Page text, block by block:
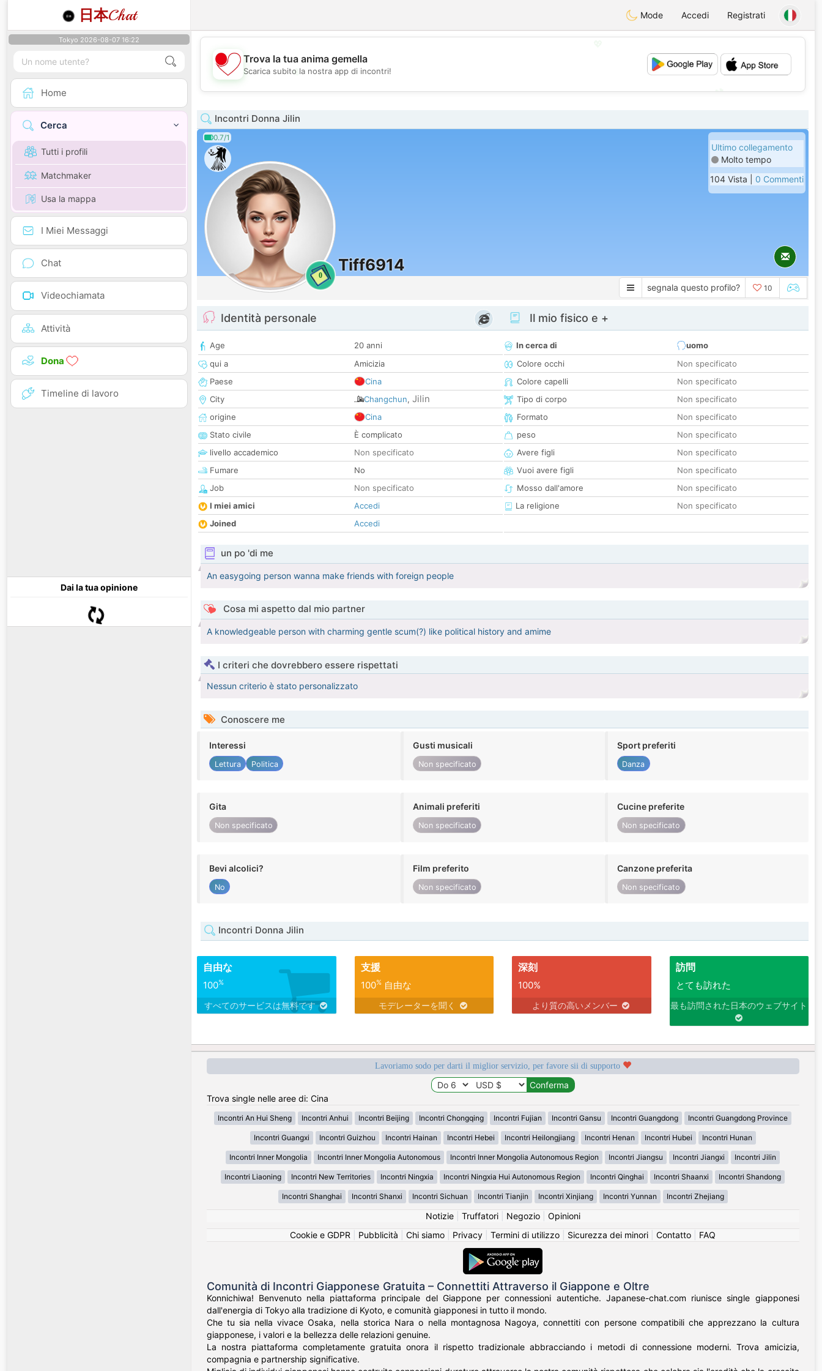
日本Chat Mode Accedi Registrati
Tokyo 2026-08-07 16:22
Home
Cerca
Tutti i profili
Matchmaker
Usa la mappa
I Miei Messaggi
Chat
Videochiamata
Attività
Dona
Timeline di lavoro
Dai la tua opinione
💖
💕
Trova la tua anima gemella
Scarica subito la nostra app di incontri!
Incontri Donna Jilin
0.7/1
0
Tiff6914
Ultimo collegamento
Molto tempo
104 Vista | 0 Commenti
segnala questo profilo? 10
Identità personale
Age
20 anni
qui a
Amicizia
Paese
Cina
City
Changchun, Jilin
origine
Cina
Stato civile
È complicato
livello accademico
Non specificato
Fumare
No
Job
Non specificato
I miei amici
Accedi
Joined
Accedi
Il mio fisico e +
In cerca di
uomo
Colore occhi
Non specificato
Colore capelli
Non specificato
Tipo di corpo
Non specificato
Formato
Non specificato
peso
Non specificato
Avere figli
Non specificato
Vuoi avere figli
Non specificato
Mosso dall'amore
Non specificato
La religione
Non specificato
un po 'di me
An easygoing person wanna make friends with foreign people
Cosa mi aspetto dal mio partner
A knowledgeable person with charming gentle scum(?) like political history and amime
I criteri che dovrebbero essere rispettati
Nessun criterio è stato personalizzato
Conoscere me
Interessi
Lettura Politica
Gusti musicali
Non specificato
Sport preferiti
Danza
Gita
Non specificato
Animali preferiti
Non specificato
Cucine preferite
Non specificato
Bevi alcolici?
No
Film preferito
Non specificato
Canzone preferita
Non specificato
Incontri Donna Jilin
自由な
100%
すべてのサービスは無料です
支援
100%自由な
モデレーターを聞く
深刻
100%
より質の高いメンバー
訪問
とても訪れた
最も訪問された日本のウェブサイト
Lavoriamo sodo per darti il miglior servizio, per favore sii di supporto
Trova single nelle aree di: Cina
Incontri An Hui Sheng Incontri Anhui Incontri Beijing Incontri Chongqing Incontri Fujian Incontri Gansu Incontri Guangdong Incontri Guangdong Province
Incontri Guangxi Incontri Guizhou Incontri Hainan Incontri Hebei Incontri Heilongjiang Incontri Henan Incontri Hubei Incontri Hunan
Incontri Inner Mongolia Incontri Inner Mongolia Autonomous Incontri Inner Mongolia Autonomous Region Incontri Jiangsu Incontri Jiangxi Incontri Jilin
Incontri Liaoning Incontri New Territories Incontri Ningxia Incontri Ningxia Hui Autonomous Region Incontri Qinghai Incontri Shaanxi Incontri Shandong
Incontri Shanghai Incontri Shanxi Incontri Sichuan Incontri Tianjin Incontri Xinjiang Incontri Yunnan Incontri Zhejiang
Notizie| Truffatori| Negozio| Opinioni
Cookie e GDPR
Pubblicità Chi siamo Privacy Termini di utilizzo Sicurezza dei minori Contatto FAQ
Comunità di Incontri Giapponese Gratuita – Connettiti Attraverso il Giappone e Oltre
Konnichiwa! Benvenuto nella piattaforma principale del Giappone per connessioni autentiche. Japanese-chat.com riunisce single giapponesi
dall'energia di Tokyo alla tradizione di Kyoto, e comunità giapponesi in tutto il mondo.
Che tu sia nella vivace Osaka, nella storica Nara o nella montagnosa Nagoya, connettiti con persone compatibili che apprezzano la cultura
giapponese, i valori e la bellezza delle relazioni genuine.
La nostra piattaforma completamente gratuita onora il rispetto tradizionale abbracciando i metodi di connessione moderni. Trova amicizia,
compagnia e partnership significative.